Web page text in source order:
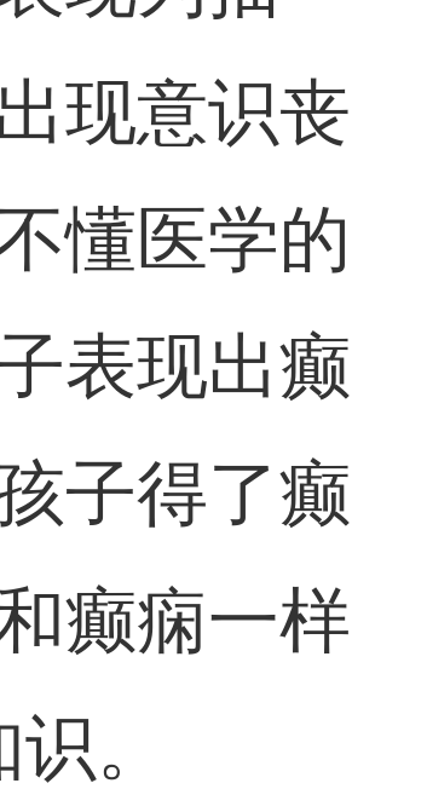
现意识丧
懂医学的
表现出癫
子得了癫
癫痫一样
。